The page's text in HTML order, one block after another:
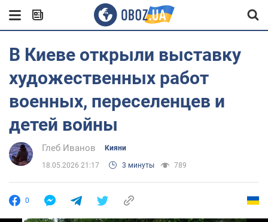
В Киеве открыли выставку
художественных работ
военных, переселенцев и
детей войны
Глеб Иванов Кияни
18.05.2026 21:17 3 минуты 789
0